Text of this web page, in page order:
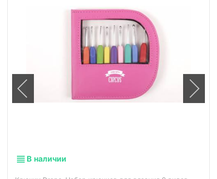
В наличии